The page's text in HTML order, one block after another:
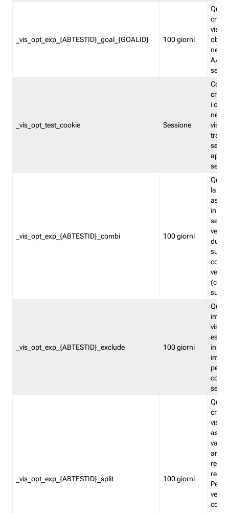
_vis_opt_exp_{ABTESTID}_goal_{GOALID} 100 giorni
nel
A/B.
_vis_opt_test_cookie Sessione
i
nel
_vis_opt_exp_{ABTESTID}_combi 100 giorni
la
in
_vis_opt_exp_{ABTESTID}_exclude 100 giorni
in
_vis_opt_exp_{ABTESTID}_split 100 giorni